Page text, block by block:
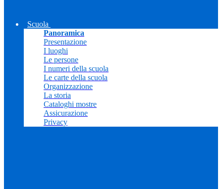
Scuola
Panoramica
Presentazione
I luoghi
Le persone
I numeri della scuola
Le carte della scuola
Organizzazione
La storia
Cataloghi mostre
Assicurazione
Privacy